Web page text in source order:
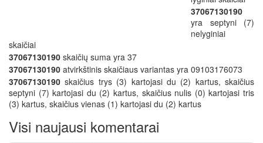
37067130190
yra septyni (7)
nelyginiai
skaičiai
37067130190 skaičių suma yra 37
37067130190 atvirkštinis skaičiaus variantas yra 09103176073
37067130190 skaičius trys (3) kartojasi du (2) kartus, skaičius
septyni (7) kartojasi du (2) kartus, skaičius nulis (0) kartojasi tris
(3) kartus, skaičius vienas (1) kartojasi du (2) kartus
Visi naujausi komentarai